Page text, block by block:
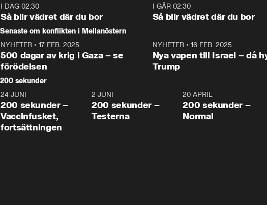
Moderaterna ska locka
väljare till valet i höst.
I DAG 02:30
Så blir vädret där du bor
I GÅR 02:30
Så blir vädret där du bor
Senaste om konflikten i Mellanöstern
NYHETER • 17 FEB. 2025
500 dagar av krig i Gaza – se
förödelsen
NYHETER• 16 FEB. 2025
Nya vapen till Israel – då
Trump
200 sekunder
5:00
24 JUNI
200 sekunder –
Vaccinfusket,
fortsättningen
4:23
2 JUNI
200 sekunder –
Testerna
20 APRIL
200 sekunder –
Normal